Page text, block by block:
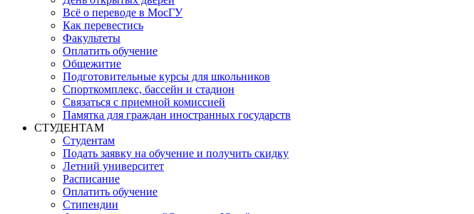
Всё о переводе в МосГУ
Как перевестись
Факультеты
Оплатить обучение
Общежитие
Подготовительные курсы для школьников
Спорткомплекс, бассейн и стадион
Связаться с приемной комиссией
Памятка для граждан иностранных государств
СТУДЕНТАМ
Студентам
Подать заявку на обучение и получить скидку
Летний университет
Расписание
Оплатить обучение
Стипендии